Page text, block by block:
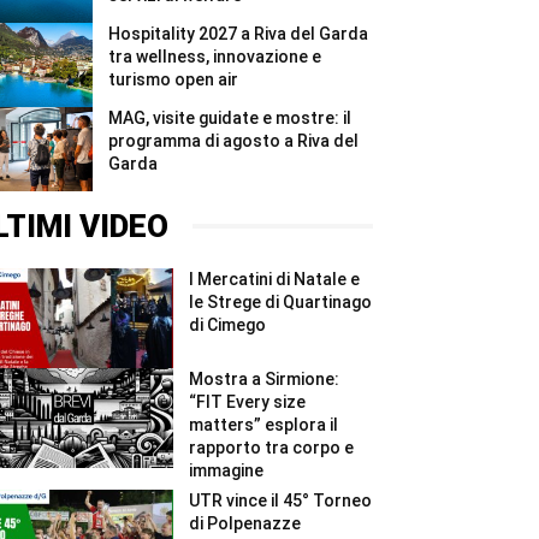
Hospitality 2027 a Riva del Garda
tra wellness, innovazione e
turismo open air
MAG, visite guidate e mostre: il
programma di agosto a Riva del
Garda
VIDEO
I Mercatini di Natale e
le Strege di Quartinago
di Cimego
Mostra a Sirmione:
“FIT Every size
matters” esplora il
rapporto tra corpo e
immagine
UTR vince il 45° Torneo
di Polpenazze